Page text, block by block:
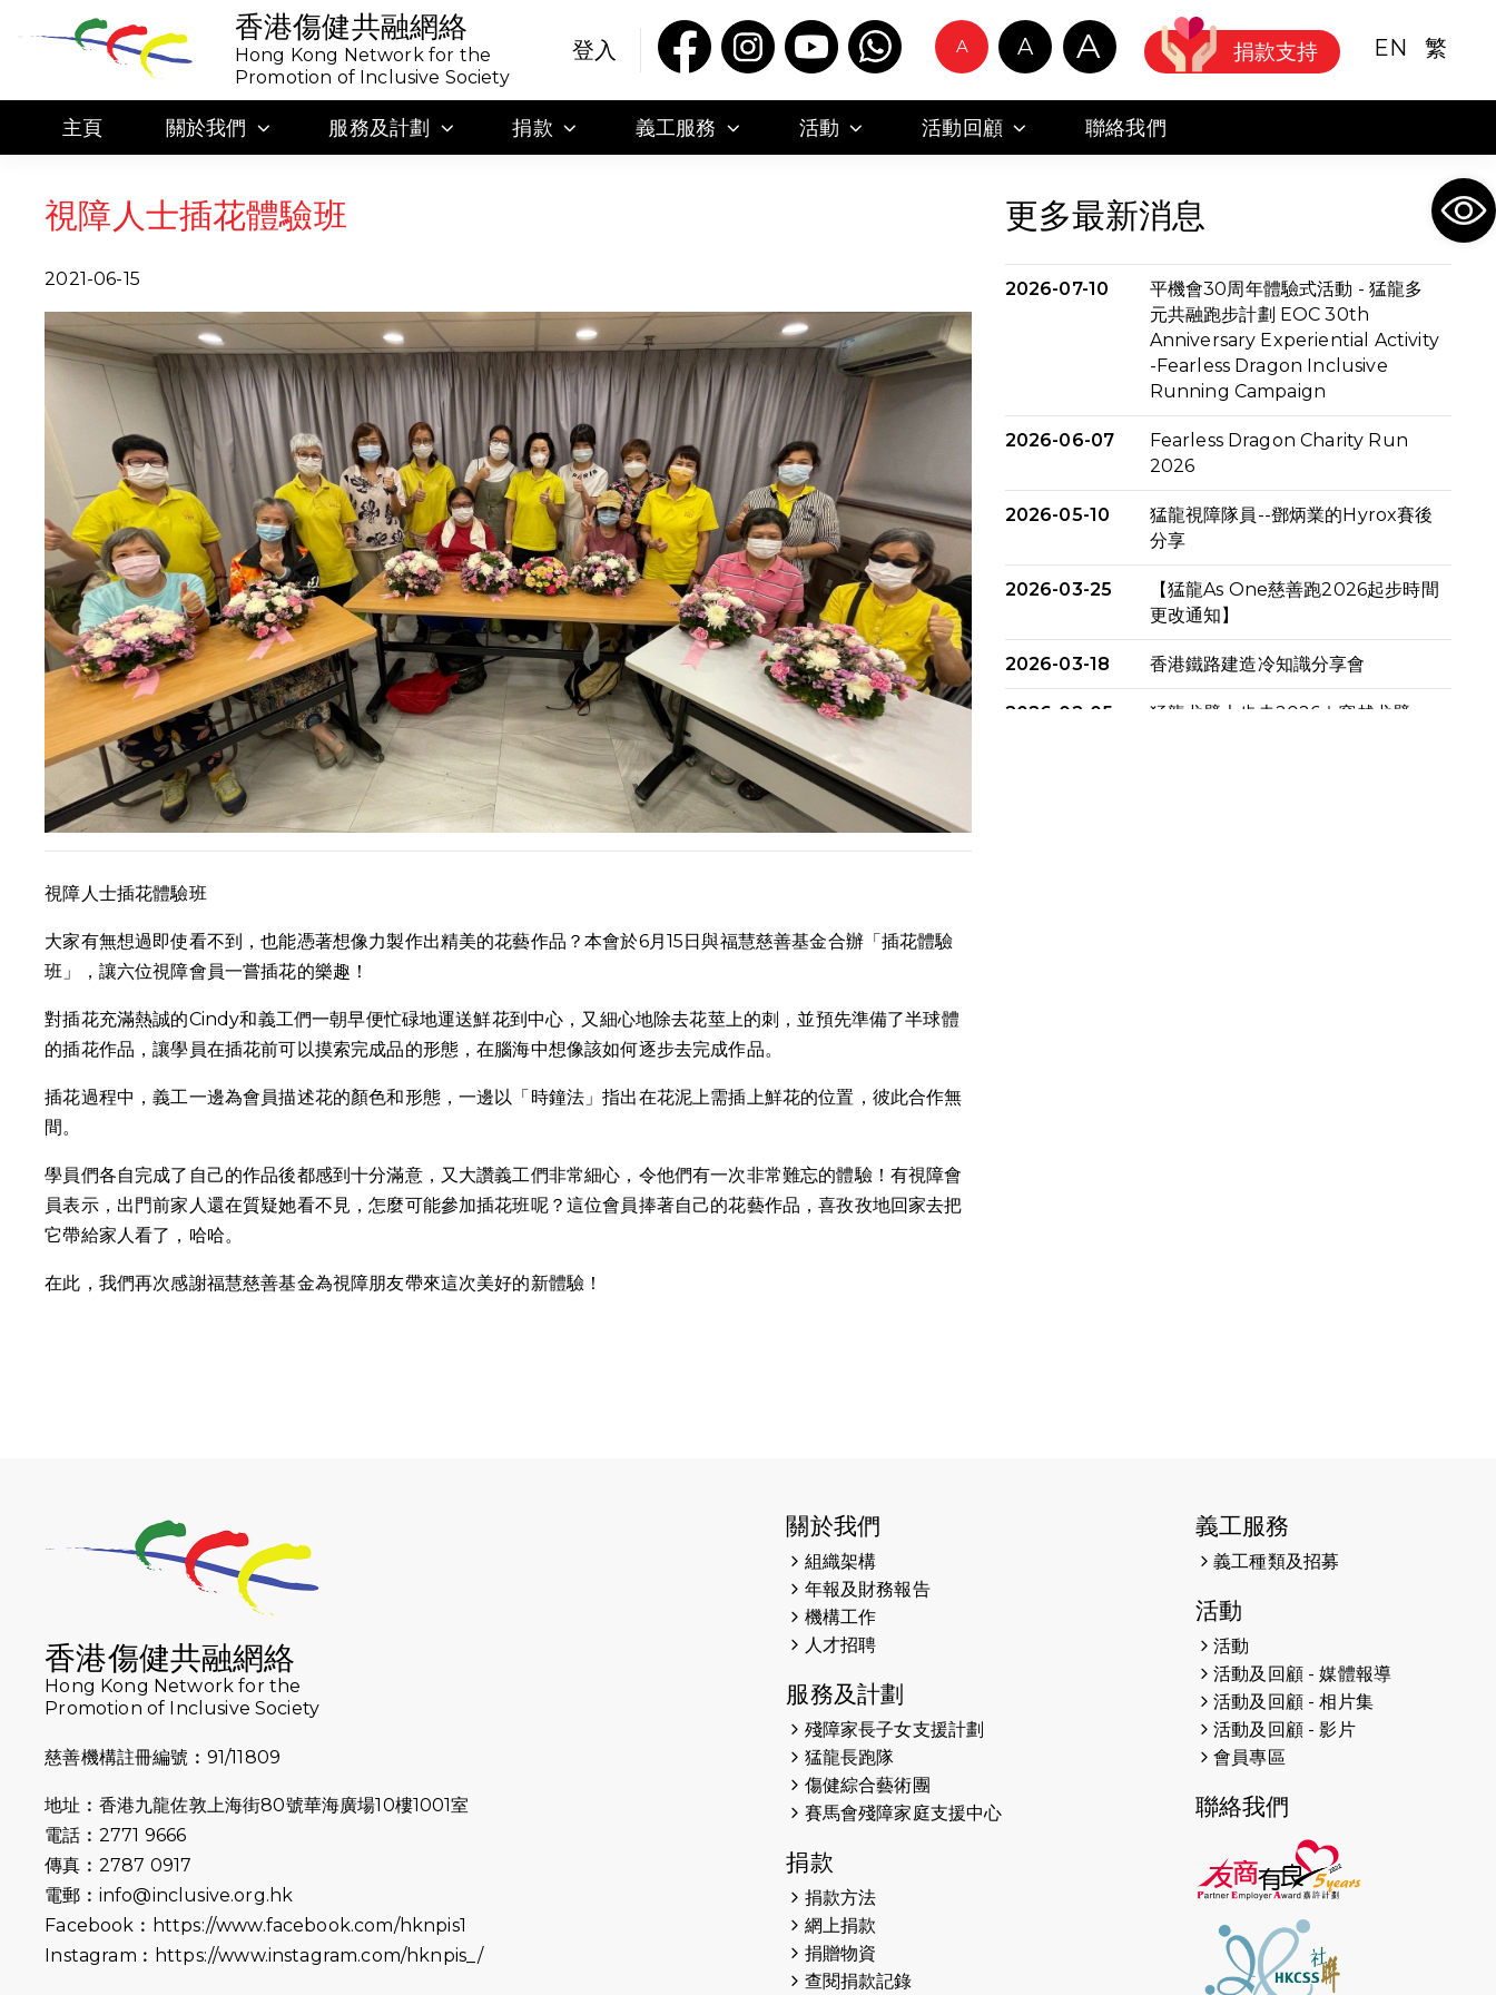
香港傷健共融網絡
Hong Kong Network for the
Promotion of Inclusive Society
登入 A A A 捐款支持 EN 繁
主頁 關於我們 服務及計劃 捐款 義工服務 活動 活動回顧 聯絡我們
視障人士插花體驗班
2021-06-15
視障人士插花體驗班
大家有無想過即使看不到，也能憑著想像力製作出精美的花藝作品？本會於6月15日與福慧慈善基金合辦「插花體驗
班」，讓六位視障會員一嘗插花的樂趣！
對插花充滿熱誠的Cindy和義工們一朝早便忙碌地運送鮮花到中心，又細心地除去花莖上的刺，並預先準備了半球體
的插花作品，讓學員在插花前可以摸索完成品的形態，在腦海中想像該如何逐步去完成作品。
插花過程中，義工一邊為會員描述花的顏色和形態，一邊以「時鐘法」指出在花泥上需插上鮮花的位置，彼此合作無
間。
學員們各自完成了自己的作品後都感到十分滿意，又大讚義工們非常細心，令他們有一次非常難忘的體驗！有視障會
員表示，出門前家人還在質疑她看不見，怎麼可能參加插花班呢？這位會員捧著自己的花藝作品，喜孜孜地回家去把
它帶給家人看了，哈哈。
在此，我們再次感謝福慧慈善基金為視障朋友帶來這次美好的新體驗！
更多最新消息
2026-07-10
平機會30周年體驗式活動 - 猛龍多
元共融跑步計劃 EOC 30th
Anniversary Experiential Activity
-Fearless Dragon Inclusive
Running Campaign
2026-06-07
Fearless Dragon Charity Run
2026
2026-05-10
猛龍視障隊員--鄧炳業的Hyrox賽後
分享
2026-03-25
【猛龍As One慈善跑2026起步時間
更改通知】
2026-03-18 香港鐵路建造冷知識分享會
2026-02-05
猛龍戈壁大步走2026｜穿越戈壁．
— 今宵多珍重音樂會
滿，尚餘20個慈善名額報名！！
《猛龍傳之誰怕誰》微電影首映禮
領跑員 李國基 歌曲傳情 引發你既共
Sub3 專訪視障跑手李振輝：「我很
猛龍視障隊員李振輝將於2月9號渣
打馬拉松與猛龍國際共融大使Lukas
Wambua Muteti一同首次挑戰渣
打馬拉松sub3的成績！
香港傷健共融網絡
Hong Kong Network for the
Promotion of Inclusive Society
慈善機構註冊編號︰91/11809
地址︰香港九龍佐敦上海街80號華海廣場10樓1001室
電話︰2771 9666
傳真︰2787 0917
電郵︰ info@inclusive.org.hk
Facebook︰ https://www.facebook.com/hknpis1
Instagram︰ https://www.instagram.com/hknpis_/
關於我們
組織架構
年報及財務報告
機構工作
人才招聘
服務及計劃
殘障家長子女支援計劃
猛龍長跑隊
傷健綜合藝術團
賽馬會殘障家庭支援中心
捐款
捐款方法
網上捐款
捐贈物資
查閱捐款記錄
義工服務
義工種類及招募
活動
活動
活動及回顧 - 媒體報導
活動及回顧 - 相片集
活動及回顧 - 影片
會員專區
聯絡我們